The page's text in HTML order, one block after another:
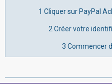
1 Cliquer sur PayPal
2 Créer votre
3 Commencer